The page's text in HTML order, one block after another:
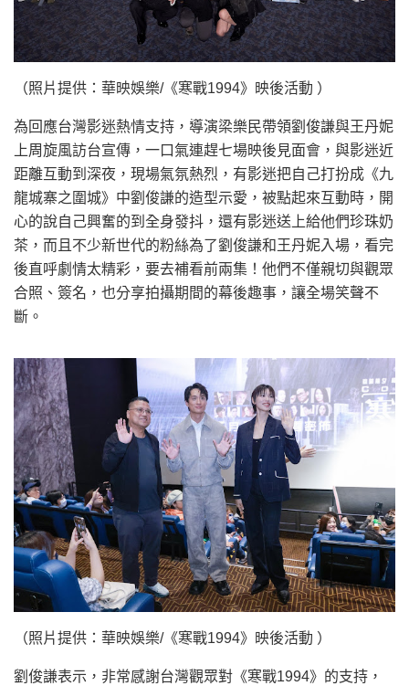
（照片提供：華映娛樂/《寒戰1994》映後活動 ）
為回應台灣影迷熱情支持，導演梁樂民帶領劉俊謙與王丹妮
上周旋風訪台宣傳，一口氣連趕七場映後見面會，與影迷近
距離互動到深夜，現場氣氛熱烈，有影迷把自己打扮成《九
龍城寨之圍城》中劉俊謙的造型示愛，被點起來互動時，開
心的說自己興奮的到全身發抖，還有影迷送上給他們珍珠奶
茶，而且不少新世代的粉絲為了劉俊謙和王丹妮入場，看完
後直呼劇情太精彩，要去補看前兩集！他們不僅親切與觀眾
合照、簽名，也分享拍攝期間的幕後趣事，讓全場笑聲不
斷。
（照片提供：華映娛樂/《寒戰1994》映後活動 ）
劉俊謙表示，非常感謝台灣觀眾對《寒戰1994》的支持，